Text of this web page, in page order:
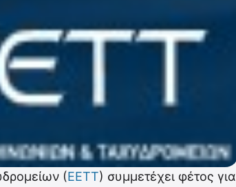
(ΕΕΤΤ) συμμετέχει φέτος για